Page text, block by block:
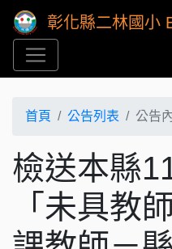
彰化縣二林國小
首頁 公告列表 公告
檢送本縣
「未具教